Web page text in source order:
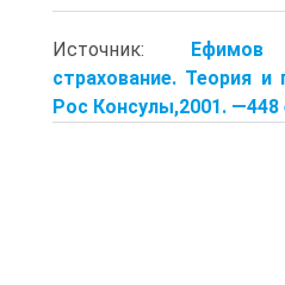
Источник:
страхование. Теория
Рос Консулы,2001. —448